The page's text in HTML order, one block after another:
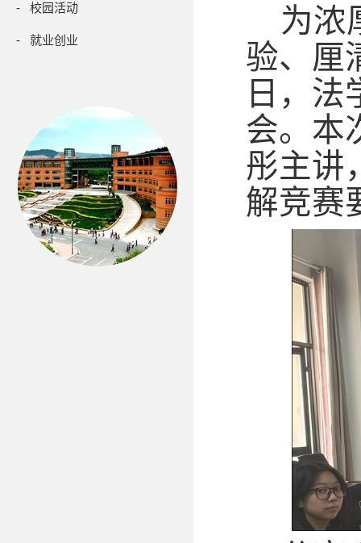
- 校园活动
- 就业创业
为浓
验、厘
日，法
会。本
彤主讲
解竞赛